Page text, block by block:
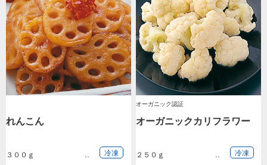
れんこん
３００ｇ 冷凍
オーガニック認証
オーガニックカリフラワー
２５０ｇ 冷凍